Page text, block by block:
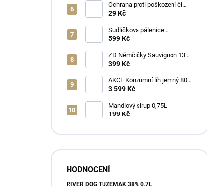
Ochrana proti poškození či
ztrátě
29 Kč
Sudličkova pálenice
Ořechovka 30% 0,7L
599 Kč
ZD Němčičky Sauvignon 13%
2025 Bag in Box 3L - suché
399 Kč
AKCE Konzumní líh jemný 80%
min 6x1L
3 599 Kč
Mandlový sirup 0,75L
199 Kč
HODNOCENÍ
RIVER DOG TUZEMÁK 38% 0,7L